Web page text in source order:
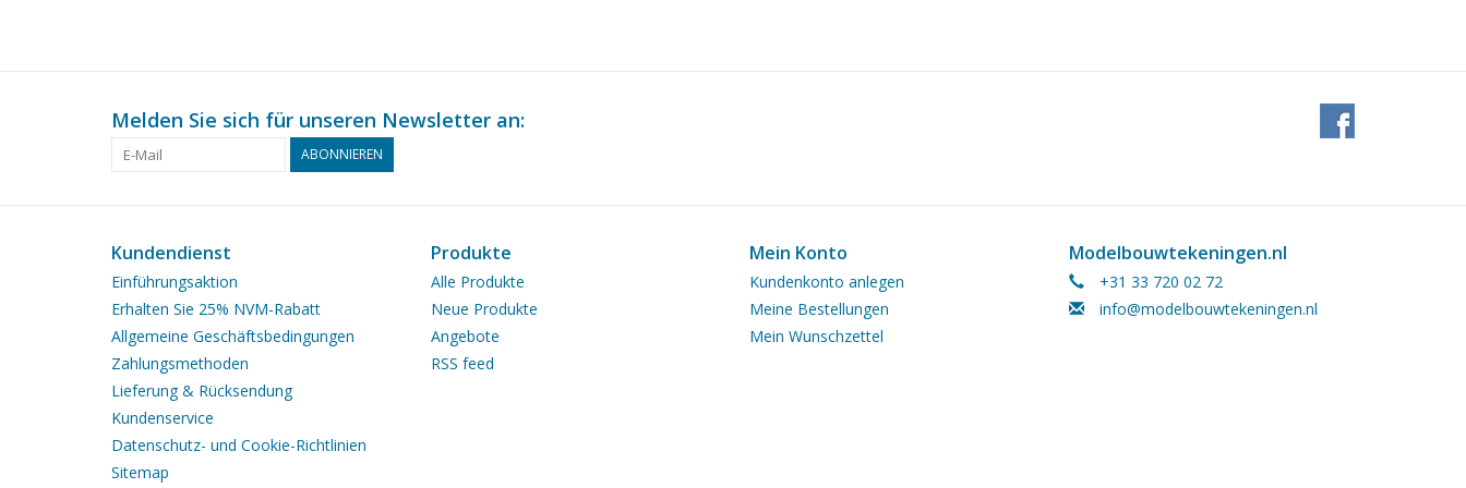
Melden Sie sich für unseren Newsletter an:
ABONNIEREN
Kundendienst
Einführungsaktion
Erhalten Sie 25% NVM-Rabatt
Allgemeine Geschäftsbedingungen
Zahlungsmethoden
Lieferung & Rücksendung
Kundenservice
Datenschutz- und Cookie-Richtlinien
Sitemap
Produkte
Alle Produkte
Neue Produkte
Angebote
RSS feed
Mein Konto
Kundenkonto anlegen
Meine Bestellungen
Mein Wunschzettel
Modelbouwtekeningen.nl
+31 33 720 02 72
info@modelbouwtekeningen.nl